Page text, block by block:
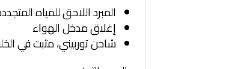
المبرد اللاحق للمياه
إغلاق مدخل الهواء
شاحن توربيني، مثبت في